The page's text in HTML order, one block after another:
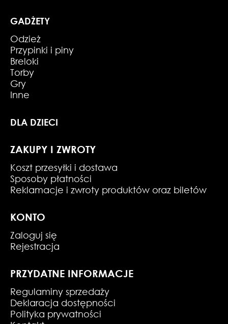
GADŻETY
Odzież
Przypinki i piny
Breloki
Torby
Gry
Inne
DLA DZIECI
ZAKUPY I ZWROTY
Koszt przesyłki i dostawa
Sposoby płatności
Reklamacje i zwroty produktów oraz biletów
KONTO
Zaloguj się
Rejestracja
PRZYDATNE INFORMACJE
Regulaminy sprzedaży
Deklaracja dostępności
Polityka prywatności